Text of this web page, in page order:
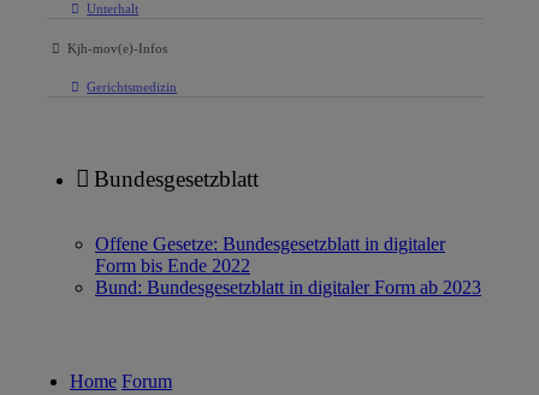
Unterhalt
Kjh-mov(e)-Infos
Gerichtsmedizin
Bundesgesetzblatt
Offene Gesetze: Bundesgesetzblatt in digitaler
Form bis Ende 2022
Bund: Bundesgesetzblatt in digitaler Form ab 2023
Home Forum